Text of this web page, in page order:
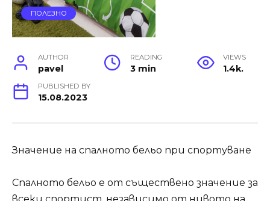
ПОЛЕЗНО
AUTHOR
pavel
READING
3 min
VIEWS
1.4k.
PUBLISHED BY
15.08.2023
Значение на спалното бельо при спортуване
Спалното бельо е от съществено значение за